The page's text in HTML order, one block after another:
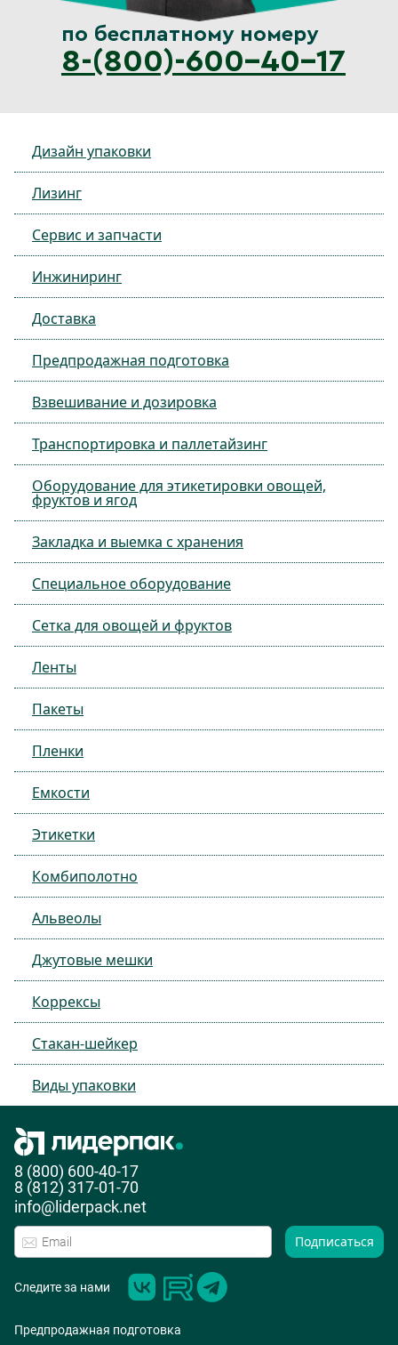
по бесплатному номеру
8-(800)-600-40-17
Дизайн упаковки
Лизинг
Сервис и запчасти
Инжиниринг
Доставка
Предпродажная подготовка
Взвешивание и дозировка
Транспортировка и паллетайзинг
Оборудование для этикетировки овощей,
фруктов и ягод
Закладка и выемка с хранения
Специальное оборудование
Сетка для овощей и фруктов
Ленты
Пакеты
Пленки
Емкости
Этикетки
Комбиполотно
Альвеолы
Джутовые мешки
Коррексы
Стакан-шейкер
Виды упаковки
8 (800) 600-40-17
8 (812) 317-01-70
info@liderpack.net
Подписаться
Следите за нами
Предпродажная подготовка